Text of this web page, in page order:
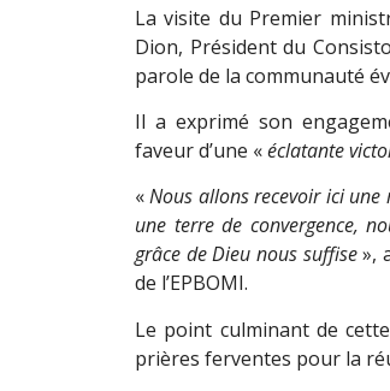
La visite du Premier
Dion, Président du
parole de la communauté
Il a exprimé son
faveur d’une «éclatante
«Nous allons recevoir ici une
une terre de convergence,
grâce de Dieu nous suffise»,
de l’EPBOMI.
Le point culminant de
prières ferventes pour la